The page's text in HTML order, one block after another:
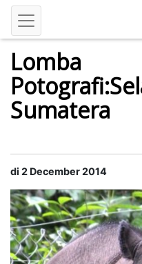
Hidupan Liar
Lomba
Sumatera
di 2 December 2014